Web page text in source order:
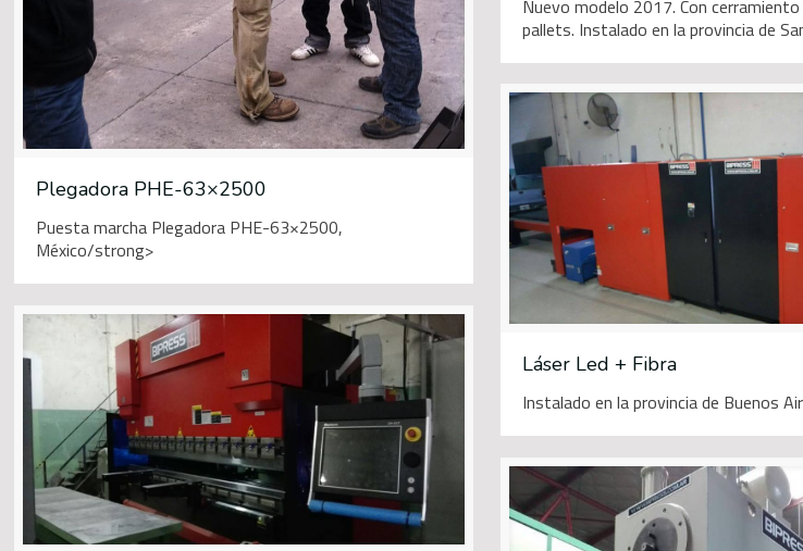
Nuevo modelo 2017. Con
pallets. Instalado en la provincia de
Plegadora PHE-63×2500
Puesta marcha Plegadora PHE-63×2500,
México/strong>
Láser Led + Fibra
Instalado en la provincia de Buenos